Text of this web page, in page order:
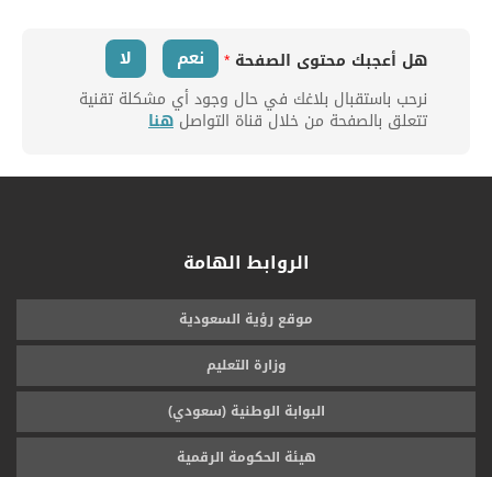
هل أعجبك محتوى الصفحة * نعم لا
نرحب باستقبال بلاغك في حال وجود أي مشكلة تقنية
تتعلق بالصفحة من خلال قناة التواصل هنا
الروابط الهامة
موقع رؤية السعودية
وزارة التعليم
البوابة الوطنية (سعودي)
هيئة الحكومة الرقمية